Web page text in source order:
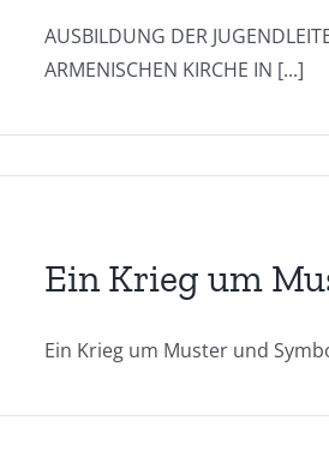
AUSBILDUNG DER
ARMENISCHEN KIRCHE IN [...]
Ein Krieg um
Ein Krieg um Muster und